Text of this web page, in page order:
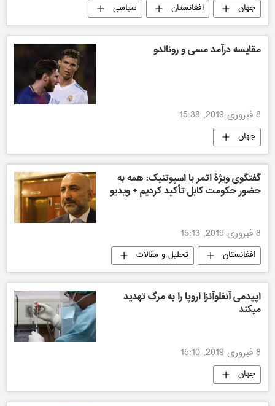
جهان افغانستان سیاسی
مقایسه درآمد مسی و رونالدو
8 فبروری 2019, 15:38
جهان
گفتگوی ویژۀ اتمر با اسپوتنیک: همه به
حضور حکومت کابل تأکید کردیم + ویدیو
8 فبروری 2019, 15:13
افغانستان
تحلیل و مقالات
سیاسی
اپیدمی آنفلوآنزا اروپا را به مرگ تهدید
میکند
8 فبروری 2019, 15:10
جهان